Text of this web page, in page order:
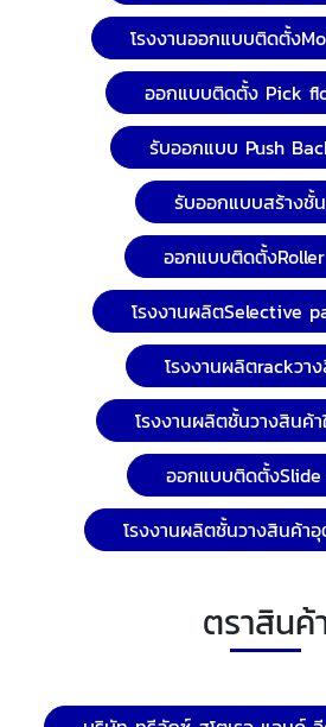
โรงงานออกแบบติดตั้ง
ออกแบบติดตั้ง Pick
รับออกแบบ Push
รับออกแบบสร้างชั้
ออกแบบติดตั้ง
โรงงานผลิตSelective
โรงงานผลิตrackวา
โรงงานผลิตชั้นวางสินค้า
ออกแบบติดตั้ง
โรงงานผลิตชั้นวางสินค้า
ตราสินค้